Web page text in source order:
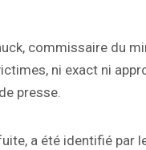
commissaire du
ni exact ni
presse.
fuite, a été identifié